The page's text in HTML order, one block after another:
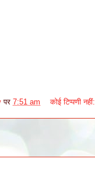
पर 7:51 am कोई टिप्पणी नहीं: